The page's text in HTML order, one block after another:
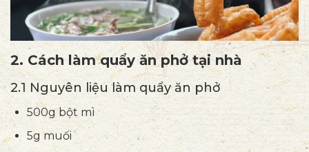
2. Cách làm quẩy ăn phở tại nhà
2.1 Nguyên liệu làm quẩy ăn phở
500g bột mì
5g muối